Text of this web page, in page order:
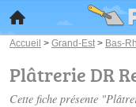
Accueil > Grand-Est > Bas-
Plâtrerie DR
Cette fiche présente